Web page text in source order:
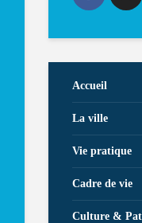
Accueil
La ville
Vie pratique
Cadre de vie
Culture &